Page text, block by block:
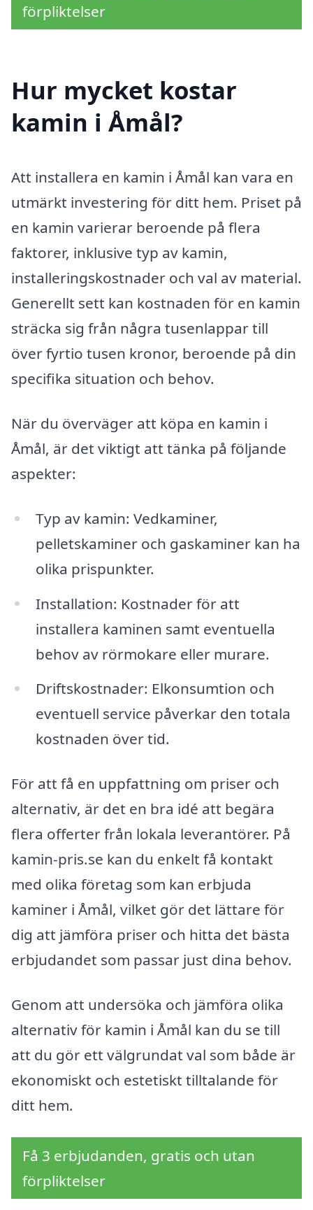
förpliktelser
Hur mycket kostar
kamin i Åmål?
Att installera en kamin i Åmål kan vara en
utmärkt investering för ditt hem. Priset på
en kamin varierar beroende på flera
faktorer, inklusive typ av kamin,
installeringskostnader och val av material.
Generellt sett kan kostnaden för en kamin
sträcka sig från några tusenlappar till
över fyrtio tusen kronor, beroende på din
specifika situation och behov.
När du överväger att köpa en kamin i
Åmål, är det viktigt att tänka på följande
aspekter:
Typ av kamin: Vedkaminer,
pelletskaminer och gaskaminer kan ha
olika prispunkter.
Installation: Kostnader för att
installera kaminen samt eventuella
behov av rörmokare eller murare.
Driftskostnader: Elkonsumtion och
eventuell service påverkar den totala
kostnaden över tid.
För att få en uppfattning om priser och
alternativ, är det en bra idé att begära
flera offerter från lokala leverantörer. På
kamin-pris.se kan du enkelt få kontakt
med olika företag som kan erbjuda
kaminer i Åmål, vilket gör det lättare för
dig att jämföra priser och hitta det bästa
erbjudandet som passar just dina behov.
Genom att undersöka och jämföra olika
alternativ för kamin i Åmål kan du se till
att du gör ett välgrundat val som både är
ekonomiskt och estetiskt tilltalande för
ditt hem.
Få 3 erbjudanden, gratis och utan
förpliktelser